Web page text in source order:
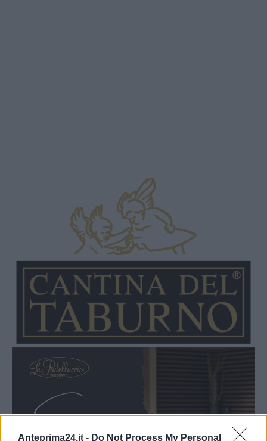
Anteprima24.it - Do Not Process My Personal